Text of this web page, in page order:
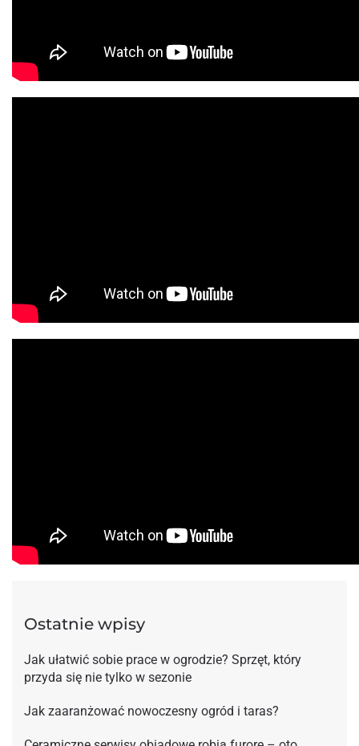
Ostatnie wpisy
Jak ułatwić sobie prace w ogrodzie? Sprzęt, który
przyda się nie tylko w sezonie
Jak zaaranżować nowoczesny ogród i taras?